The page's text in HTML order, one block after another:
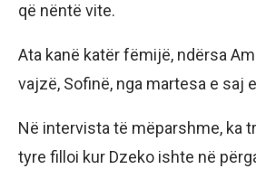
që nëntë vite.
Ata kanë katër fëmijë, ndërsa
vajzë, Sofinë, nga martesa e saj
Në intervista të mëparshme, ka
tyre filloi kur Dzeko ishte në